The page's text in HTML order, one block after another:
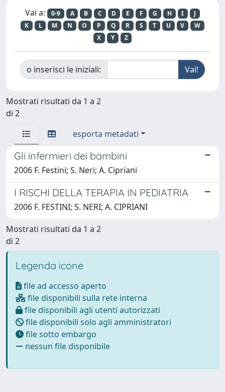
Vai a: 0-9 A B C D E F G H I
J
K
L M N O P Q R S T U V
W
X
Y Z
o inserisci le iniziali:
Mostrati risultati da 1 a 2
di 2
esporta metadati
Gli infermieri dei bambini
2006 F. Festini; S. Neri; A. Cipriani
I RISCHI DELLA TERAPIA IN PEDIATRIA
2006 F. FESTINI; S. NERI; A. CIPRIANI
Mostrati risultati da 1 a 2
di 2
Legenda icone
file ad accesso aperto
file disponibili sulla rete interna
file disponibili agli utenti autorizzati
file disponibili solo agli amministratori
file sotto embargo
nessun file disponibile